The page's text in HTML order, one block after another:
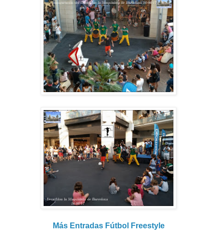
Más Entradas Fútbol Freestyle